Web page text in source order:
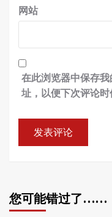
网站
在此浏览器中保存
址，以便下次评论时
您可能错过了……